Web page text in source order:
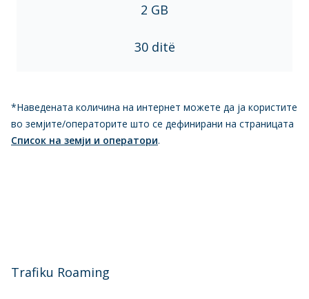
2 GB
30 ditë
*Наведената количина на интернет можете да ја користите
во земјите/операторите што се дефинирани на страницата
Список на земји и оператори.
Trafiku Roaming